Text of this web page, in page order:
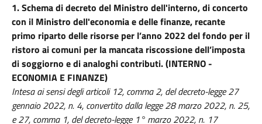
1. Schema di decreto del Ministro dell'interno, di concerto
con il Ministro dell'economia e delle finanze, recante
primo riparto delle risorse per l’anno 2022 del fondo per il
ristoro ai comuni per la mancata riscossione dell’imposta
di soggiorno e di analoghi contributi. (INTERNO -
ECONOMIA E FINANZE)
Intesa ai sensi degli articoli 12, comma 2, del decreto-legge 27
gennaio 2022, n. 4, convertito dalla legge 28 marzo 2022, n. 25,
e 27, comma 1, del decreto-legge 1° marzo 2022, n. 17